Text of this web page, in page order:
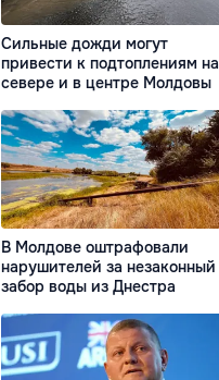
Сильные дожди могут
привести к подтоплениям на
севере и в центре Молдовы
В Молдове оштрафовали
нарушителей за незаконный
забор воды из Днестра